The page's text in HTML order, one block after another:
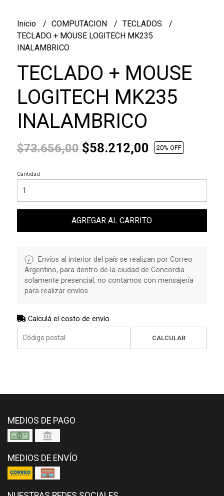
Inicio COMPUTACION
TECLADOS
TECLADO + MOUSE LOGITECH MK235
INALAMBRICO
TECLADO + MOUSE
LOGITECH MK235
INALAMBRICO
$73.656,00$58.212,00 20% OFF
Cantidad
AGREGAR AL CARRITO
Envíos al interior del país se realizan por Correo
Argentino, para dentro de la ciudad de Concordia
solamente presencial, no contamos con mensajería
para realizar envíos.
Calculá el costo de envío
CALCULAR
MEDIOS DE PAGO
MEDIOS DE ENVÍO